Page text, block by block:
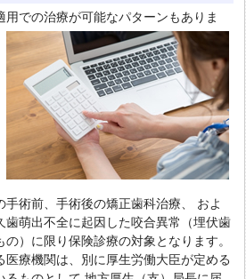
用での治療が可能なパターンもありま
手術前、手術後の矯正歯科治療、 およ
歯萌出不全に起因した咬合異常（埋伏歯
）に限り保険診療の対象となります。
医療機関は、別に厚生労働大臣が定める